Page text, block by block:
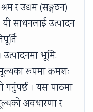
र उद्यम (सङ्गठन)
साधनलाई उत्पादन
भूमि,
रूपमा क्रमशः
गर्नुपर्छ । यस पाठमा
अवधारणा र